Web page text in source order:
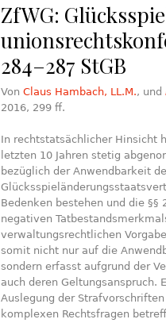
ZfWG:
284–287 StGB
Von Claus Hambach, LL.M., und
2016, 299 ff.
In rechtstatsächlicher Hinsicht
letzten 10 Jahren stetig
bezüglich der Anwendbarkeit
Bedenken bestehen und die §§
negativen
verwaltungsrechtlichen
somit nicht nur auf die
sondern erfasst aufgrund der
auch deren Geltungsanspruch.
Auslegung der
komplexen Rechtsfragen